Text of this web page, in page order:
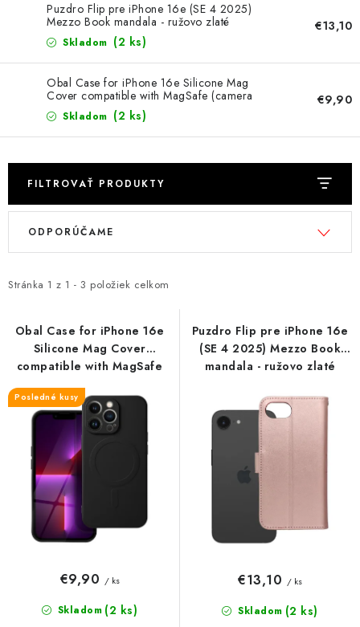
ŠPORT A HOBBY
SLÚCHADLÁ, REPRODUKTORY A MIKROFÓNY
TIPY NA DARČEKY
PAMÄŤOVÉ KARTY A DISKY
NÁRADIE A NÁHRADNÉ DIELY
PRÍSLUŠENSTVO K NOTEBOOKOM A PC
BATÉRIE VARTA
MULTIMÉDIÁ
KAMERY
OSTATNÉ PRÍSLUŠENSTVO
VÝPREDAJ
Doprava a platba Ako nakupovať
Obchodné podmienky
Puzdro Flip pre iPhone 16e (SE 4 2025)
Mezzo Book mandala - ružovo zlaté
Skladom (2 ks)
€13,10
Obal Case for iPhone 16e Silicone Mag
Cover compatible with MagSafe (camera
protection) čierny
Skladom (2 ks)
€9,90
FILTROVAŤ PRODUKTY
V
i
p
o
d
Stránka 1 z 1 - 3 položiek celkom
R
e
p
r
ODPORÚČAME
Obal Case for iPhone 16e
Silicone Mag Cover
compatible with MagSafe
(camera protection) čierny
Posledné kusy
Skladom (2 ks)
€9,90 / ks
Puzdro Flip pre iPhone 16e
(SE 4 2025) Mezzo Book
mandala - ružovo zlaté
Skladom (2 ks)
€13,10 / ks